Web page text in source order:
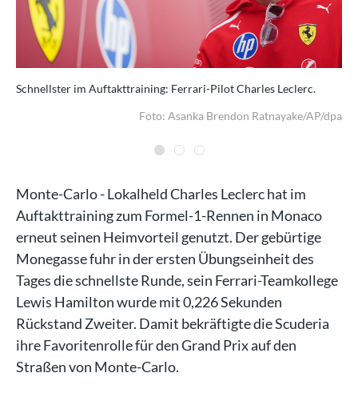
Schnellster im Auftakttraining: Ferrari-Pilot Charles Leclerc.
Foto: Asanka Brendon Ratnayake/AP/dpa
Next
Monte-Carlo - Lokalheld Charles Leclerc hat im
Auftakttraining zum Formel-1-Rennen in Monaco
erneut seinen Heimvorteil genutzt. Der gebürtige
Monegasse fuhr in der ersten Übungseinheit des
Tages die schnellste Runde, sein Ferrari-Teamkollege
Lewis Hamilton wurde mit 0,226 Sekunden
Rückstand Zweiter. Damit bekräftigte die Scuderia
ihre Favoritenrolle für den Grand Prix auf den
Straßen von Monte-Carlo.